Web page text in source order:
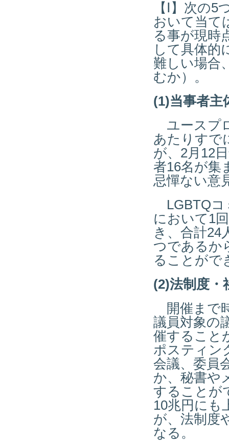
【Ⅰ】次の
おいて当て
る事が現時
して具体的
難しい場合
むか）。
(1)当事者主
ユースプ
あたりすで
が、2月12
者16名が集
忌憚ない意
LGBTQコ
において1
き、合計24
つであるか
ることがで
(2)法制度・
開催まで
議員対象の
催すること
ポスティン
会議、委員
か、秘書や
することが
10兆円にも
が、法制度
なる。